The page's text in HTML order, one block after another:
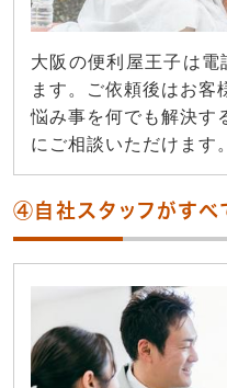
大阪の便利屋王子は
ます。ご依頼後はお客
悩み事を何でも解決す
にご相談いただけます。
④自社スタッフがすべ